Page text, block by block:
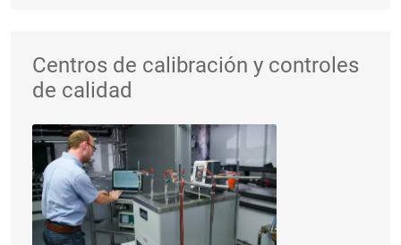
Centros de calibración y controles
de calidad